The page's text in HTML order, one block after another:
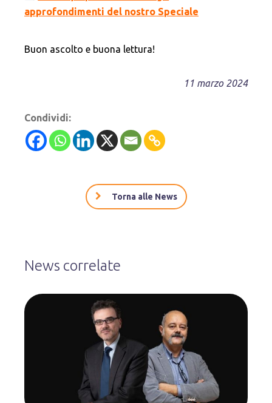
approfondimenti del nostro Speciale
Buon ascolto e buona lettura!
11 marzo 2024
Condividi:
Torna alle News
News correlate